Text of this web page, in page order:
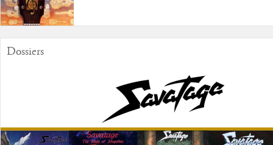
Dossiers